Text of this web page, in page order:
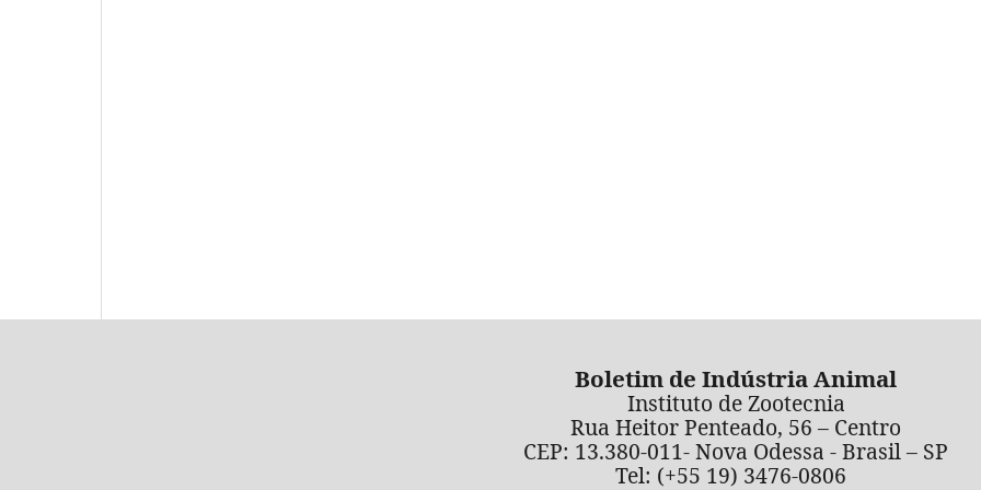
Boletim de Indústria Animal
Instituto de Zootecnia
Rua Heitor Penteado, 56 – Centro
CEP: 13.380-011- Nova Odessa - Brasil – SP
Tel: (+55 19) 3476-0806